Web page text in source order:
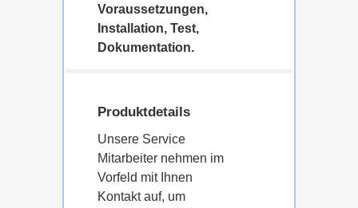
Voraussetzungen,
Installation, Test,
Dokumentation.
Produktdetails
Unsere Service
Mitarbeiter nehmen im
Vorfeld mit Ihnen
Kontakt auf, um